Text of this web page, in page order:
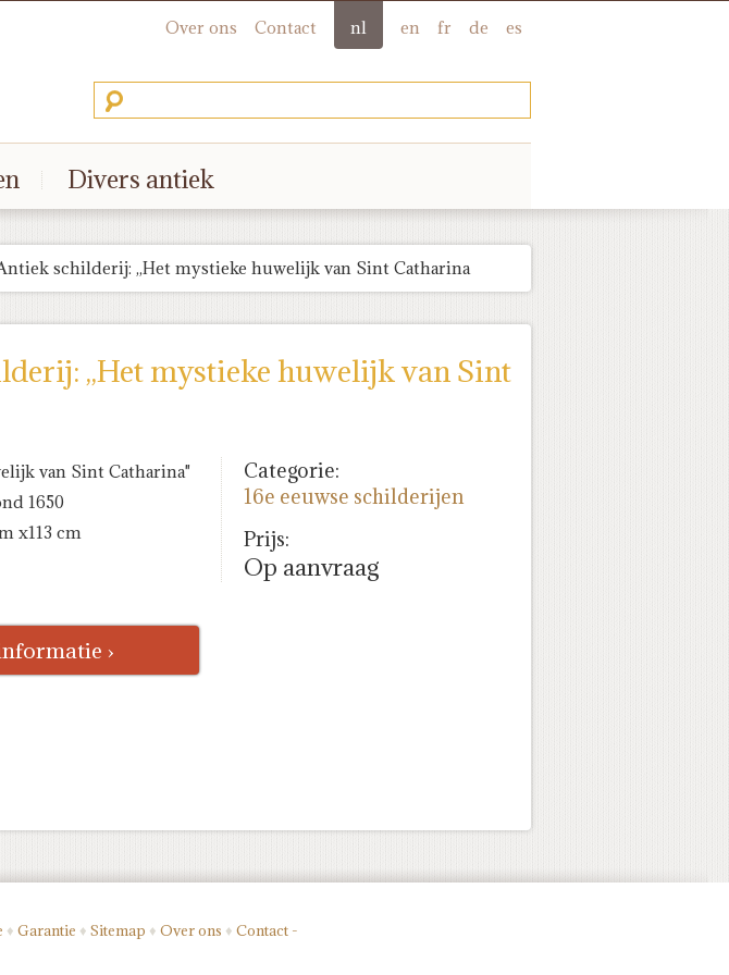
es
de
fr
en
nl
Contact
Over ons
Divers antiek
schilderij: ,,Het mystieke huwelijk van Sint Catharina
,,Het mystieke huwelijk van Sint
van Sint Catharina"
1650
x113 cm
Categorie:
16e eeuwse schilderijen
Prijs:
Op aanvraag
›
♦ Garantie ♦ Sitemap ♦ Over ons ♦ Contact -